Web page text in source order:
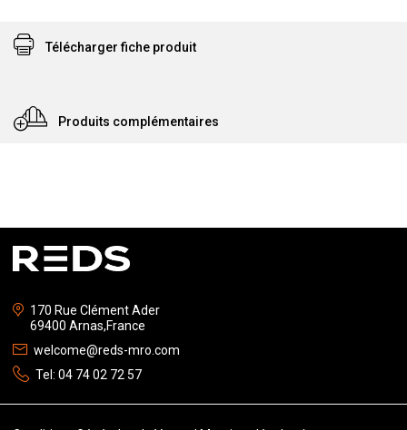
Télécharger fiche produit
Produits complémentaires
170 Rue Clément Ader
69400 Arnas,France
welcome@reds-mro.com
Tel: 04 74 02 72 57